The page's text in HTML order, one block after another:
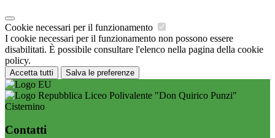
Cookie necessari per il funzionamento
I cookie necessari per il funzionamento non possono essere
disabilitati. È possibile consultare l'elenco nella pagina della cookie
policy.
Accetta tutti Salva le preferenze
Liceo Polivalente "Don Quirico Punzi"
Cisternino
Contatti